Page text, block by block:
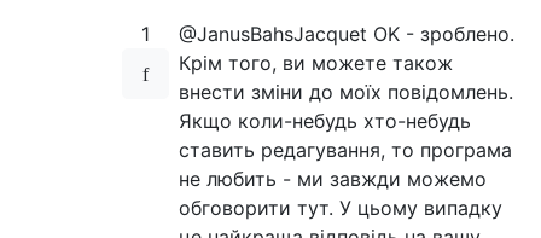
1
@JanusBahsJacquet OK - зроблено.
Крім того, ви можете також
внести зміни до моїх повідомлень.
Якщо коли-небудь хто-небудь
ставить редагування, то програма
не любить - ми завжди можемо
обговорити тут. У цьому випадку